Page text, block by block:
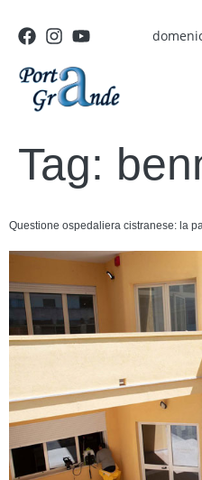
Tag:
Questione ospedaliera cistranese: la